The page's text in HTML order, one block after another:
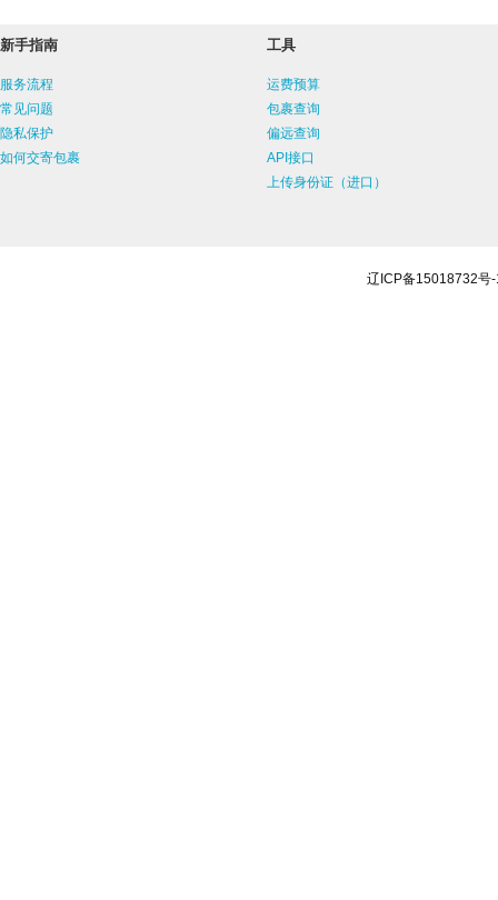
新手指南
服务流程
常见问题
隐私保护
如何交寄包裹
工具
运费预算
包裹查询
偏远查询
API接口
上传身份证（进口）
辽ICP备15018732号-